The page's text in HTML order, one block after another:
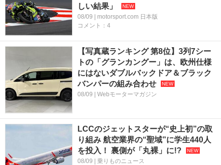
しい結果」
08/09 | motorsport.com 日本版
コメント：4
【写真蔵ランキング 第8位】3列7シー
トの「グランカングー」は、欧州仕様
にはないダブルバックドア＆ブラック
バンパーの組み合わせ
08/09 | Webモーターマガジン
LCCのジェットスターが“史上初”の取
り組み 航空業界の“聖域”に学生440人
を投入！ 裏側が「丸裸」に!?
08/09 | 乗りものニュース